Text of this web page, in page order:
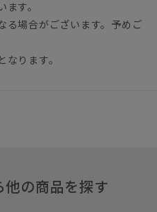
す。
場合がございます。予めご
ります。
の商品を探す